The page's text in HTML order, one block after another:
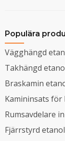
Populära
Vägghängd
Takhängd
Braskamin
Kamininsats för
Rumsavdelare
Fjärrstyrd